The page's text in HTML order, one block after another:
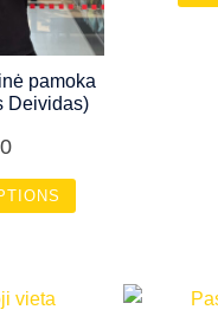
pamoka
Deividas)